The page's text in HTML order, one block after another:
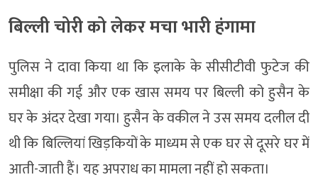
बिल्ली चोरी को लेकर मचा भारी हंगामा
पुलिस ने दावा किया था कि इलाके के सीसीटीवी फुटेज की
समीक्षा की गई और एक खास समय पर बिल्ली को हुसैन के
घर के अंदर देखा गया। हुसैन के वकील ने उस समय दलील दी
थी कि बिल्लियां खिड़कियों के माध्यम से एक घर से दूसरे घर में
आती-जाती हैं। यह अपराध का मामला नहीं हो सकता।